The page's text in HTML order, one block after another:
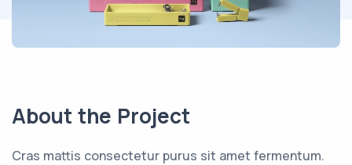
About the Project
Cras mattis consectetur purus sit amet fermentum.